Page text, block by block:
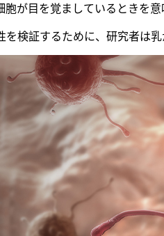
胞が目を覚ましているときを意
を検証するために、研究者は